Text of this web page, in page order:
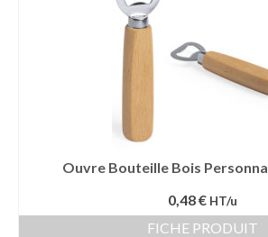
Ouvre Bouteille Bois
0,48 € HT/u
FICHE PRODUIT